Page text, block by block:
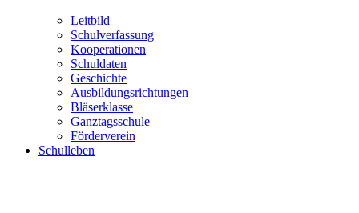
Leitbild
Schulverfassung
Kooperationen
Schuldaten
Geschichte
Ausbildungsrichtungen
Bläserklasse
Ganztagsschule
Förderverein
Schulleben